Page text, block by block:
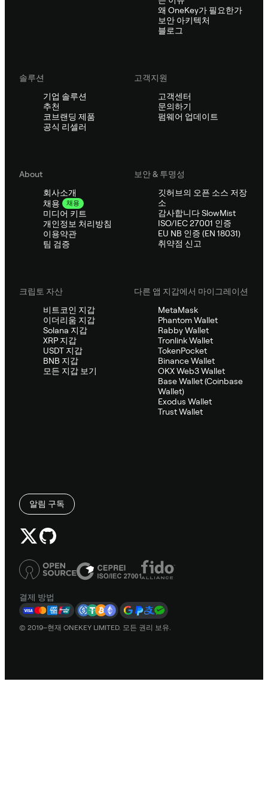
왜 OneKey가 필요한가
보안 아키텍처
블로그
솔루션
기업 솔루션
추천
코브랜딩 제품
공식 리셀러
고객지원
고객센터
문의하기
펌웨어 업데이트
About
회사소개
채용
채용
미디어 키트
개인정보 처리방침
이용약관
팀 검증
보안 & 투명성
깃허브의 오픈 소스 저장
소
감사합니다 SlowMist
ISO/IEC 27001 인증
EU NB 인증 (EN 18031)
취약점 신고
크립토 자산
비트코인 지갑
이더리움 지갑
Solana 지갑
XRP 지갑
USDT 지갑
BNB 지갑
모든 지갑 보기
다른 앱 지갑에서 마이그레이션
MetaMask
Phantom Wallet
Rabby Wallet
Tronlink Wallet
TokenPocket
Binance Wallet
OKX Web3 Wallet
Base Wallet (Coinbase
Wallet)
Exodus Wallet
Trust Wallet
알림 구독
결제 방법
© 2019–현재 ONEKEY LIMITED. 모든 권리 보유.